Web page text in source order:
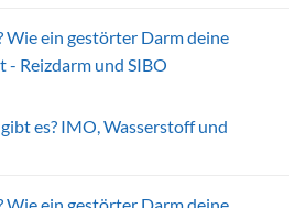
Wie ein gestörter Darm deine
Reizdarm und SIBO
es? IMO, Wasserstoff und